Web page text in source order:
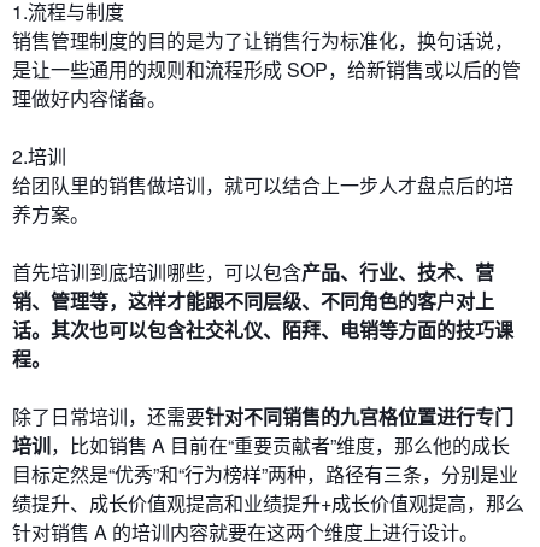
1.流程与制度
销售管理制度的目的是为了让销售行为标准化，换句话说，
是让一些通用的规则和流程形成 SOP，给新销售或以后的管
理做好内容储备。
2.培训
给团队里的销售做培训，就可以结合上一步人才盘点后的培
养方案。
首先培训到底培训哪些，可以包含产品、行业、技术、营
销、管理等，这样才能跟不同层级、不同角色的客户对上
话。其次也可以包含社交礼仪、陌拜、电销等方面的技巧课
程。
除了日常培训，还需要针对不同销售的九宫格位置进行专门
培训，比如销售 A 目前在“重要贡献者”维度，那么他的成长
目标定然是“优秀”和“行为榜样”两种，路径有三条，分别是业
绩提升、成长价值观提高和业绩提升+成长价值观提高，那么
针对销售 A 的培训内容就要在这两个维度上进行设计。